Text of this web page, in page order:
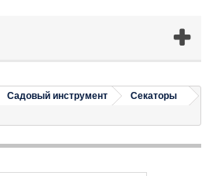
Садовый инструмент
Секаторы